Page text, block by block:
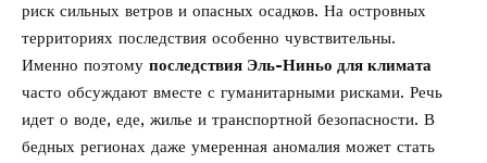
риск сильных ветров и опасных осадков. На островных
территориях последствия особенно чувствительны.
Именно поэтому последствия Эль-Ниньо для климата
часто обсуждают вместе с гуманитарными рисками. Речь
идет о воде, еде, жилье и транспортной безопасности. В
бедных регионах даже умеренная аномалия может стать